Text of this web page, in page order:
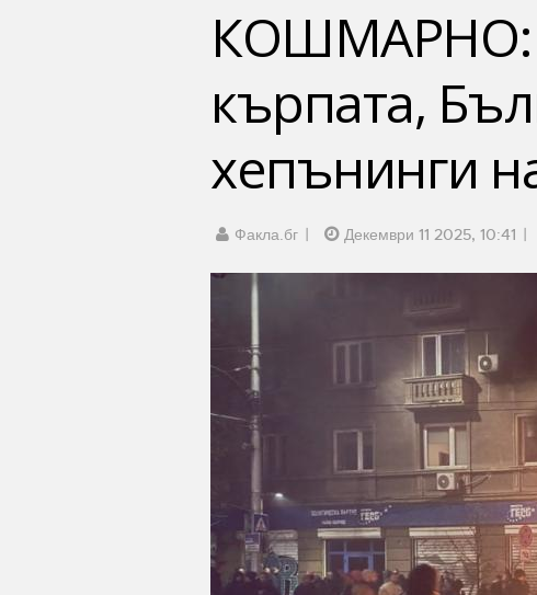
КОШМАРНО:
кърпата,
хепънинги
Факла.бг Декември 11 2025, 10:41